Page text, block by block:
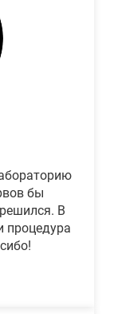
бы
В
процедура